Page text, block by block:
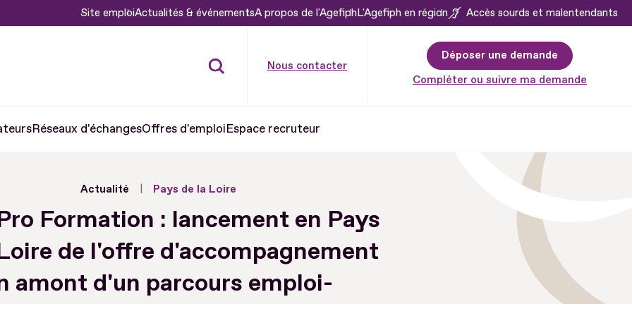
Site emploiActualités & événementsA propos de l'AgefiphL'Agefiph en région Accès sourds et malentendants
Nous contacter
Déposer une demande
Compléter ou suivre ma demande
Réseaux d'échangesOffres d'emploiEspace recruteur
Actualité Pays de la Loire
Formation : lancement en Pays
de l'offre d'accompagnement
amont d'un parcours emploi-